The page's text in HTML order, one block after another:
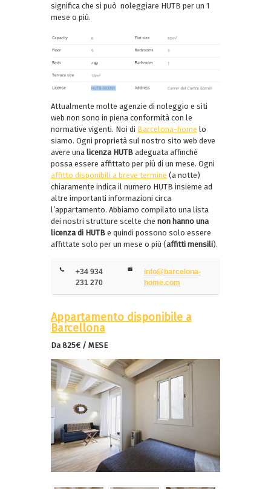
significa che si può noleggiare HUTB per un 1
mese o più.
Attualmente molte agenzie di noleggio e siti
web non sono in piena conformità con le
normative vigenti. Noi di Barcelona-home lo
siamo. Ogni proprietà sul nostro sito web deve
avere una licenza HUTB adeguata affinché
possa essere affittato per più di un mese. Ogni
affitto disponibili a breve termine (a notte)
chiaramente indica il numero HUTB insieme ad
altre importanti informazioni circa
l’appartamento. Abbiamo compilato una lista
dei nostri strutture scelte che non hanno una
licenza di HUTB e quindi possono solo essere
affittate solo per un mese o più (affitti mensili).
+34 934
231 270
info@barcelona-
home.com
Appartamento disponibile a
Barcellona
Da 825€ / MESE